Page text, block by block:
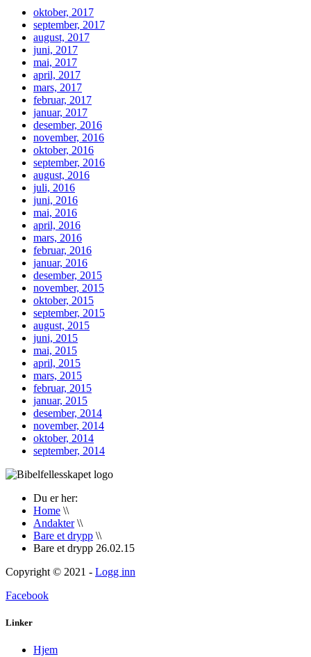
oktober, 2017
september, 2017
august, 2017
juni, 2017
mai, 2017
april, 2017
mars, 2017
februar, 2017
januar, 2017
desember, 2016
november, 2016
oktober, 2016
september, 2016
august, 2016
juli, 2016
juni, 2016
mai, 2016
april, 2016
mars, 2016
februar, 2016
januar, 2016
desember, 2015
november, 2015
oktober, 2015
september, 2015
august, 2015
juni, 2015
mai, 2015
april, 2015
mars, 2015
februar, 2015
januar, 2015
desember, 2014
november, 2014
oktober, 2014
september, 2014
Du er her:
Home \\
Andakter \\
Bare et drypp \\
Bare et drypp 26.02.15
Copyright © 2021 - Logg inn
Facebook
Linker
Hjem